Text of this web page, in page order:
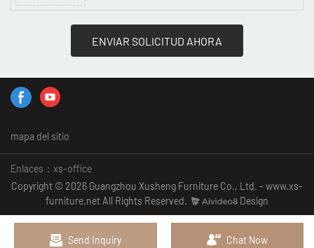
ENVIAR SOLICITUD AHORA
mapa del sitio
Enlaces： xs-office
Copyright © 2026 Guangzhou Xusheng Furniture Co., Ltd. - www.xs-
furniture.net All Rights Reserved.
Design
Send Inquiry Chat Now